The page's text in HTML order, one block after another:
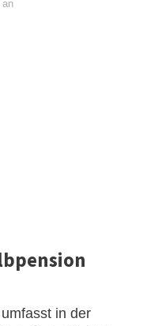
an
in der